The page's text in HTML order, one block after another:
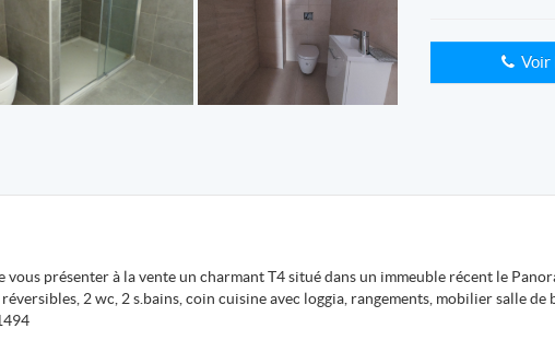
Voir
présenter à la vente un charmant T4 situé dans un immeuble récent le
2 wc, 2 s.bains, coin cuisine avec loggia, rangements, mobilier salle de